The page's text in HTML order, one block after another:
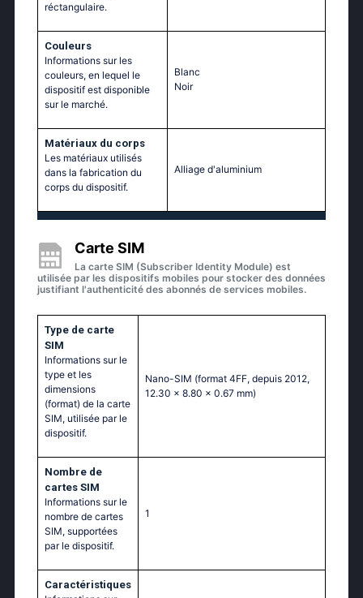
réctangulaire.
Couleurs
Informations sur les
couleurs, en lequel le
dispositif est disponible
sur le marché.
Blanc
Noir
Matériaux du corps
Les matériaux utilisés
dans la fabrication du
corps du dispositif.
Alliage d'aluminium
Carte SIM
La carte SIM (Subscriber Identity Module) est
utilisée par les dispositifs mobiles pour stocker des données
justifiant l'authenticité des abonnés de services mobiles.
Type de carte
SIM
Informations sur le
type et les
dimensions
(format) de la carte
SIM, utilisée par le
dispositif.
Nano-SIM (format 4FF, depuis 2012,
12.30 x 8.80 x 0.67 mm)
Nombre de
cartes SIM
Informations sur le
nombre de cartes
SIM, supportées
par le dispositif.
1
Caractéristiques